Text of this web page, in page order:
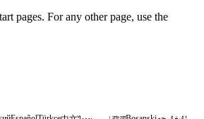
pages. For any other page, use the